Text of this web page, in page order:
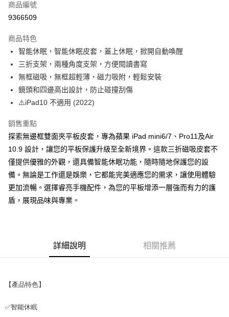
超商取貨付款
Apple Pay
街口支付
悠遊付
ATM付款
全家取貨付款
每筆NT$65，滿NT$690(含以上)免運費
付款後全家取貨
付款後7-11取貨
每筆NT$65，滿NT$690(含以上)免運費
商品編號
9366509
商品特色
智能休眠，智能休眠皮套，蓋上休眠，掀開自動喚醒
三折支架，兩種角度支架，方便閱讀書寫
無框磁吸，無框超輕薄，磁力吸附，輕鬆安裝
鏡頭和四邊高出設計，防止碰撞刮傷
⚠️iPad10 不適用 (2022)
銷售重點
探索無邊框雙面夾平板皮套，專為蘋果 iPad mini6/7、Pro11及Air
10.9 設計，讓您的平板保護升級至全新境界。這款三折磁吸皮套不
僅提供優雅的外觀，還具備智能休眠功能，隨時隨地保護您的設
備。無論是工作還是娛樂，它都能完美適應您的需求，讓使用體驗
更加流暢。選擇睿亮手機配件，為您的平板增添一層強而有力的護
盾，展現品味與專業。
詳細說明 相關推薦
【產品特色】
✅智能休眠